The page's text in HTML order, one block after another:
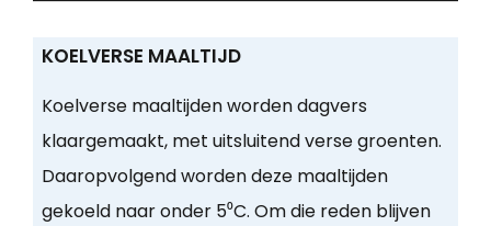
KOELVERSE MAALTIJD
Koelverse maaltijden worden dagvers
klaargemaakt, met uitsluitend verse groenten.
Daaropvolgend worden deze maaltijden
gekoeld naar onder 5⁰C. Om die reden blijven